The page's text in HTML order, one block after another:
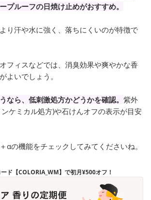
プルーフの日焼け止めがおすすめ。
り汗や水に強く、落ちにくいのが特徴で
フィスなどでは、消臭効果や爽やかな香
よいでしょう。
なら、低刺激処方かどうかを確認。 紫外
ケミカル処方)や石けんオフの表示が目安
αの機能をチェックしてみてくださいね。
ド【COLORIA_WM】で初月¥500オフ！